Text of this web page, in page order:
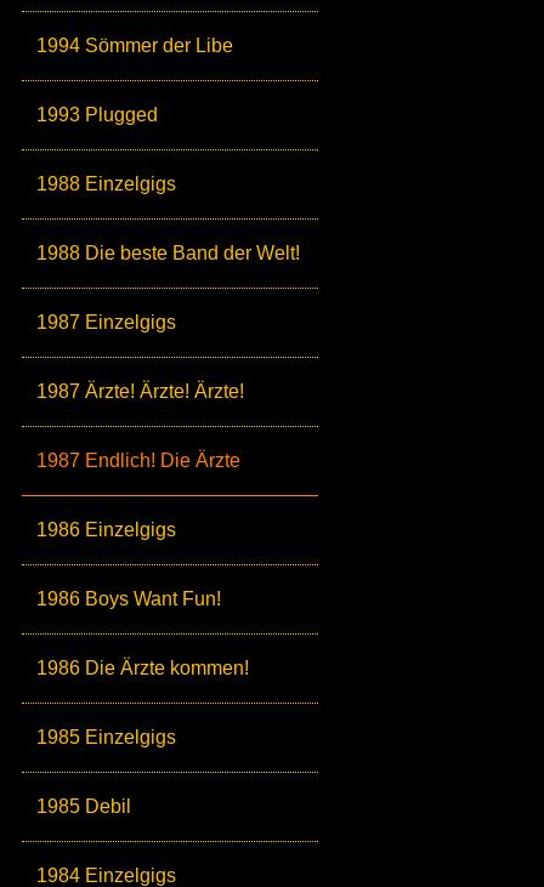
1994 Sömmer der Libe
1993 Plugged
1988 Einzelgigs
1988 Die beste Band der Welt!
1987 Einzelgigs
1987 Ärzte! Ärzte! Ärzte!
1987 Endlich! Die Ärzte
1986 Einzelgigs
1986 Boys Want Fun!
1986 Die Ärzte kommen!
1985 Einzelgigs
1985 Debil
1984 Einzelgigs